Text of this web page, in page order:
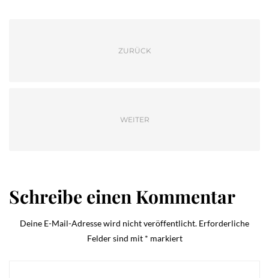
ZURÜCK
WEITER
Schreibe einen Kommentar
Deine E-Mail-Adresse wird nicht veröffentlicht. Erforderliche
Felder sind mit * markiert